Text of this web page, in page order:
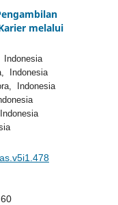
melalui
Indonesia
Indonesia
Indonesia